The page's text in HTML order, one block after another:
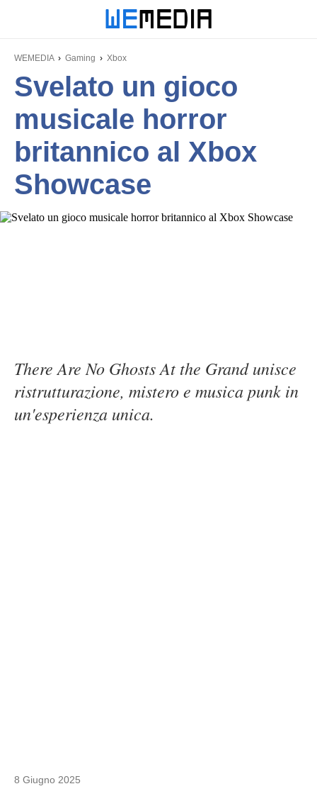
WEMEDIA Gaming Xbox
Svelato un gioco
musicale horror
britannico al Xbox
Showcase
There Are No Ghosts At the Grand unisce
ristrutturazione, mistero e musica punk in
un'esperienza unica.
8 Giugno 2025